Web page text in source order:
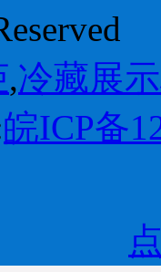
,冷藏展
皖ICP备